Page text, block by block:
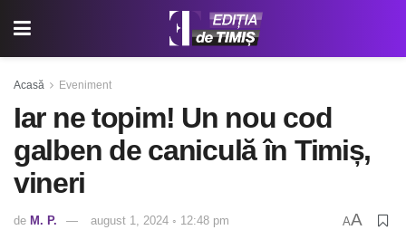
Acasă Eveniment
Iar ne topim! Un nou cod
galben de caniculă în Timiș,
vineri
de M. P. august 1, 2024 ◦ 12:48 pm AA